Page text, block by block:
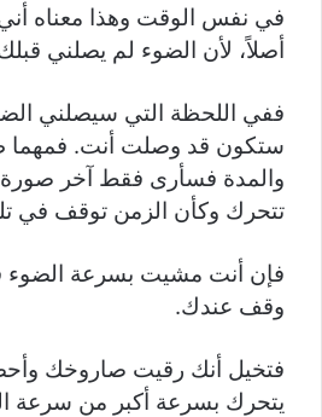
في نفس الوقت وهذا معناه
أصلاً، لأن الضوء لم يصلني
ففي اللحظة التي سيصلني
ستكون قد وصلت أنت. فمهما
والمدة فسأرى فقط آخر صورة
تتحرك وكأن الزمن توقف في
فإن أنت مشيت بسرعة الضوء
وقف عندك.
فتخيل أنك رقيت صاروخك
يتحرك بسرعة أكبر من سرعة